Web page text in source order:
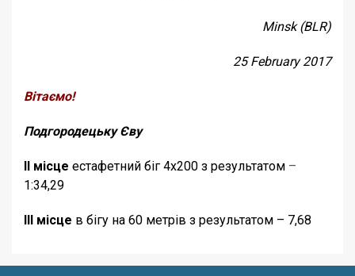
Minsk (BLR)
25 February 2017
Вітаємо!
Подгородецьку Єву
ІІ місце естафетний біг 4х200 з результатом –
1:34,29
ІІІ місце в бігу на 60 метрів з результатом – 7,68